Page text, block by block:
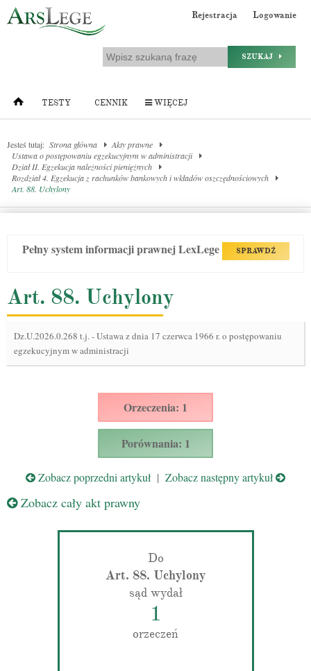
Rejestracja Logowanie
SZUKAJ
TESTY CENNIK WIĘCEJ
Jesteś tutaj: Strona główna
Akty prawne
Ustawa o postępowaniu egzekucyjnym w administracji
Dział II. Egzekucja należności pieniężnych
Rozdział 4. Egzekucja z rachunków bankowych i wkładów oszczędnościowych
Art. 88. Uchylony
Pełny system informacji prawnej LexLege SPRAWDŹ
Art. 88. Uchylony
Dz.U.2026.0.268 t.j.-Ustawa z dnia 17 czerwca 1966 r. o postępowaniu
egzekucyjnym w administracji
Orzeczenia: 1
Porównania: 1
Zobacz poprzedni artykuł | Zobacz następny artykuł
Zobacz cały akt prawny
Do
Art. 88. Uchylony
sąd wydał
1
orzeczeń